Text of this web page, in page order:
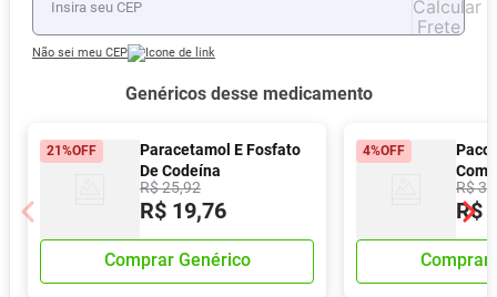
Não sei meu CEP
Genéricos desse medicamento
21%OFF
Paracetamol E Fosfato
De Codeína
500mg/30mg 12
Comprimidos Ems
R$25,92
R$ 19,76
Comprar Genérico
4%OFF
Paco
R$35
R$
Comprar